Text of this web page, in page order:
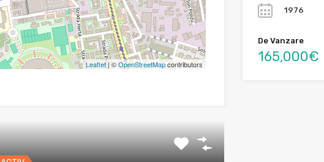
Leaflet| ©OpenStreetMapcontributors
1976
De Vanzare
165,000€